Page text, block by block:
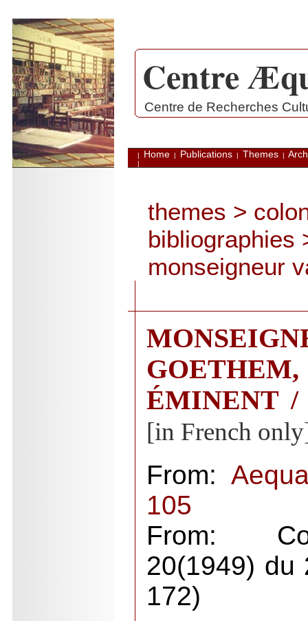
. Centre
Centre de Recherches
| Home | Publications | Themes |
|
themes >
bibliographies
monseigneur
ÉMINENT /
[in French
From:
105
From:
20(1949)
172)